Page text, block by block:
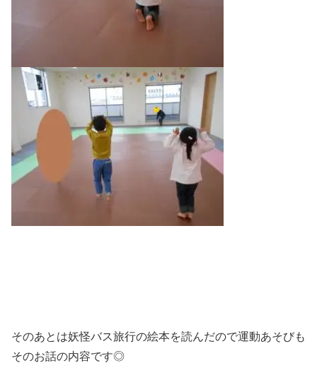
そのあとは妖怪バス旅行の絵本を読んだので運動あそびも
そのお話の内容です◎